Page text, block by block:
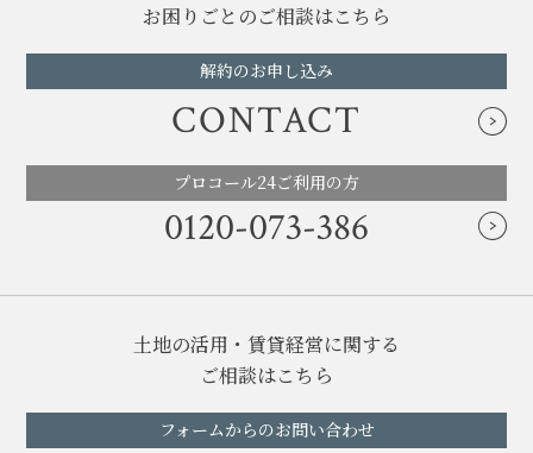
お困りごとのご相談はこちら
解約のお申し込み
CONTACT
プロコール24ご利用の方
0120-073-386
土地の活用・賃貸経営に関する
ご相談はこちら
フォームからのお問い合わせ